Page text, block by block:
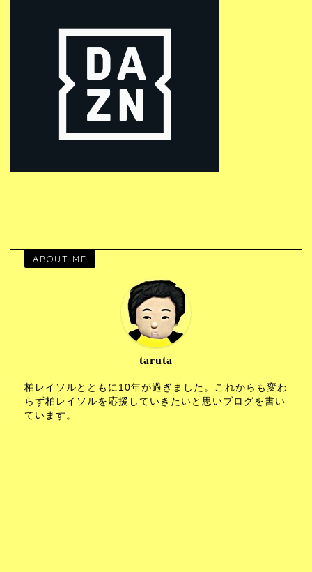
ABOUT ME
taruta
柏レイソルとともに10年が過ぎました。これからも変わ
らず柏レイソルを応援していきたいと思いブログを書い
ています。